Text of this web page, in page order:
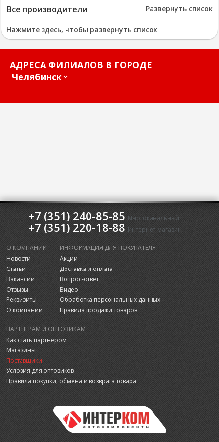
Развернуть список
Все производители
Нажмите здесь, чтобы развернуть список
АДРЕСА ФИЛИАЛОВ В ГОРОДЕ
+7 (351) 240-85-85 Многоканальный
+7 (351) 220-18-88 Интернет-магазин
О КОМПАНИИ
Новости
Статьи
Вакансии
Отзывы
Реквизиты
О компании
ИНФОРМАЦИЯ ДЛЯ ПОКУПАТЕЛЯ
Акции
Доставка и оплата
Вопрос-ответ
Видео
Обработка персональных данных
Правила продажи товаров
ПАРТНЕРАМ И ОПТОВИКАМ
Как стать партнером
Магазины
Поставщики
Условия для оптовиков
Правила покупки, обмена и возврата товара